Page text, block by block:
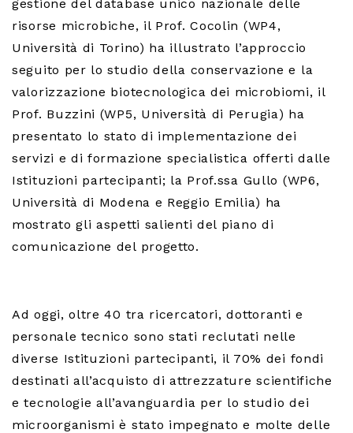
gestione del database unico nazionale delle
risorse microbiche, il Prof. Cocolin (WP4,
Università di Torino) ha illustrato l’approccio
seguito per lo studio della conservazione e la
valorizzazione biotecnologica dei microbiomi, il
Prof. Buzzini (WP5, Università di Perugia) ha
presentato lo stato di implementazione dei
servizi e di formazione specialistica offerti dalle
Istituzioni partecipanti; la Prof.ssa Gullo (WP6,
Università di Modena e Reggio Emilia) ha
mostrato gli aspetti salienti del piano di
comunicazione del progetto.
Ad oggi, oltre 40 tra ricercatori, dottoranti e
personale tecnico sono stati reclutati nelle
diverse Istituzioni partecipanti, il 70% dei fondi
destinati all’acquisto di attrezzature scientifiche
e tecnologie all’avanguardia per lo studio dei
microorganismi è stato impegnato e molte delle